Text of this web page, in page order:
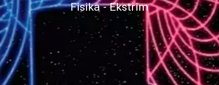
Fisika - Ekstrim